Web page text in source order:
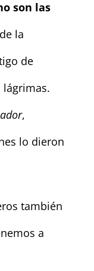
son las
la
de
,
lo dieron
también
a